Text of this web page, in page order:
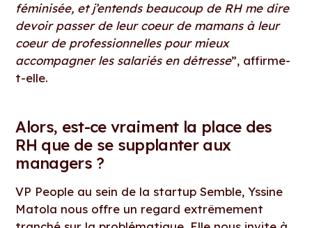
féminisée, et j’entends beaucoup de RH me dire
devoir passer de leur coeur de mamans à leur
coeur de professionnelles pour mieux
accompagner les salariés en détresse”, affirme-
t-elle.
Alors, est-ce vraiment la place des
RH que de se supplanter aux
managers ?
VP People au sein de la startup Semble, Yssine
Matola nous offre un regard extrêmement